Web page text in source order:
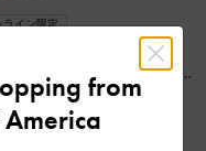
ライン限定
グウィン メタリックアク
ト イーロンゲイティド ショル
バッグ-クリームfrom